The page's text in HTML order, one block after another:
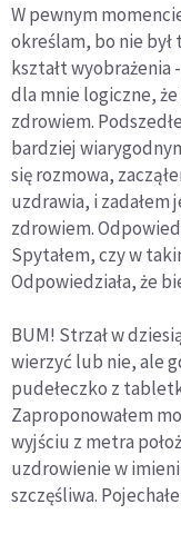
W pewnym
określam, bo nie był
kształt wyobrażenia
dla mnie logiczne,
zdrowiem.
bardziej
się rozmowa,
uzdrawia, i
zdrowiem.
Spytałem, czy w
Odpowiedziała, że
BUM! Strzał w
wierzyć lub nie, ale
pudełeczko z
Zaproponowałem
wyjściu z metra
uzdrowienie w
szczęśliwa.